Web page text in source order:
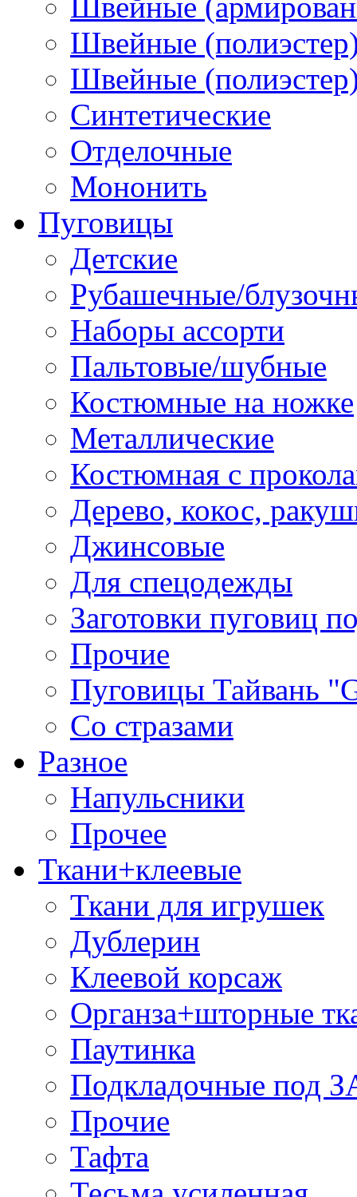
Швейные
Швейные
Синтетические
Отделочные
Мононить
Пуговицы
Детские
Рубашечные/
Наборы ассорти
Пальтовые/шубные
Костюмные на ножке
Металлические
Костюмная с
Дерево, кокос,
Джинсовые
Для спецодежды
Заготовки пуговиц
Прочие
Пуговицы Тайвань
Со стразами
Разное
Напульсники
Прочее
Ткани+клеевые
Ткани для игрушек
Дублерин
Клеевой корсаж
Органза+шторные
Паутинка
Подкладочные под
Прочие
Тафта